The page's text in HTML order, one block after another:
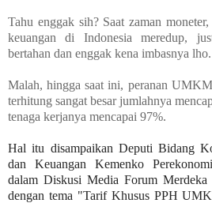
Tahu enggak sih? Saat zaman
keuangan di Indonesia meredup,
bertahan dan enggak kena imbasnya lho.
Malah, hingga saat ini, peranan
terhitung sangat besar jumlahnya
tenaga kerjanya mencapai 97%.
Hal itu disampaikan Deputi Bidang
dan Keuangan Kemenko
dalam Diskusi Media Forum
dengan tema "Tarif Khusus PPH